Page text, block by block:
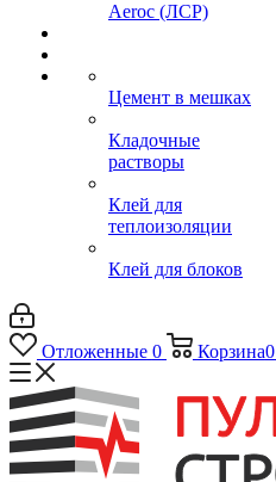
Aeroc (ЛСР)
Цемент в мешках
Кладочные
растворы
Клей для
теплоизоляции
Клей для блоков
Отложенные 0 Корзина0